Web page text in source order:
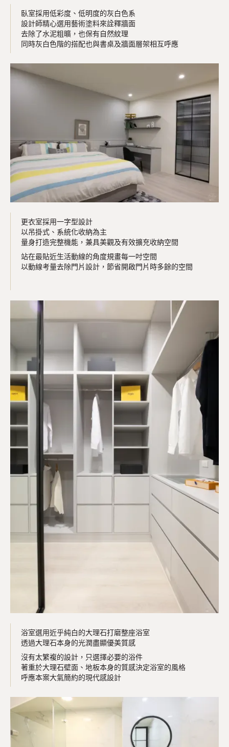
臥室採用低彩度、低明度的灰白色系
設計師精心選用藝術塗料來詮釋牆面
去除了水泥粗曠，也保有自然紋理
同時灰白色階的搭配也與書桌及牆面層架相互呼應
更衣室採用一字型設計
以吊掛式、系統化收納為主
量身打造完整機能，兼具美觀及有效擴充收納空間
站在最貼近生活動線的角度規畫每一吋空間
以動線考量去除門片設計，節省開啟門片時多餘的空間
浴室選用近乎純白的大理石打磨整座浴室
透過大理石本身的光潤盡顯優美質感
沒有太繁複的設計，只選擇必要的浴件
著重於大理石壁面、地板本身的質感決定浴室的風格
呼應本案大氣簡約的現代感設計